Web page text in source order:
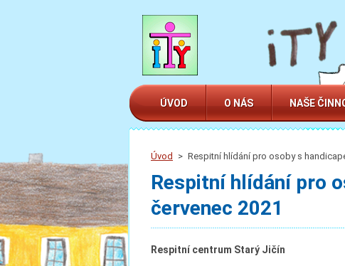
Úvod > Respitní hlídání pro osoby s
Respitní hlídání pro
červenec 2021
Respitní centrum Starý Jičín
ÚVOD O NÁS NAŠE